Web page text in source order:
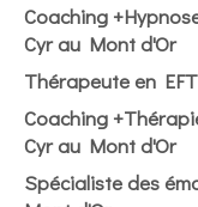
Coaching
Cyr au Mont d'Or
Thérapeute en
Coaching
Cyr au Mont d'Or
Spécialiste des